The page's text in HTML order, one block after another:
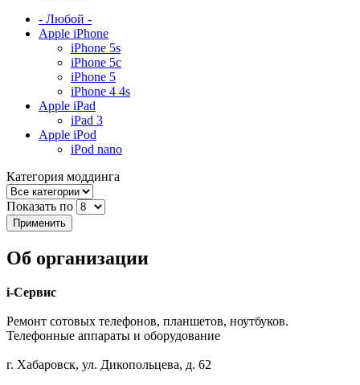
- Любой -
Apple iPhone
iPhone 5s
iPhone 5c
iPhone 5
iPhone 4 4s
Apple iPad
iPad 3
Apple iPod
iPod nano
Категория моддинга
Показать по
Об организации
i-Сервис
Ремонт сотовых телефонов, планшетов, ноутбуков.
Телефонные аппараты и оборудование
г. Хабаровск, ул. Дикопольцева, д. 62